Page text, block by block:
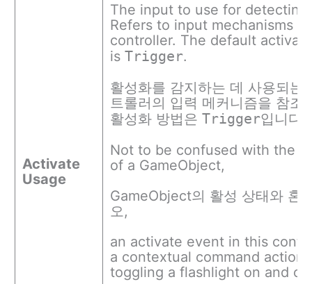
Activate
Usage
The input to use for
Refers to input mechanisms
controller. The default
isTrigger.
활성화를 감지하는 데 사용되는
트롤러의 입력 메커니즘을 참조
활성화 방법은Trigger입니다.
Not to be confused with the
of a GameObject,
GameObject의 활성 상태와 혼
오,
an activate event in this
a contextual command action,
toggling a flashlight on and